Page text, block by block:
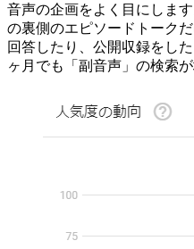
音声の企画をよく目にしま
の裏側のエピソードトーク
回答したり、公開収録をし
ヶ月でも「副音声」の検索が